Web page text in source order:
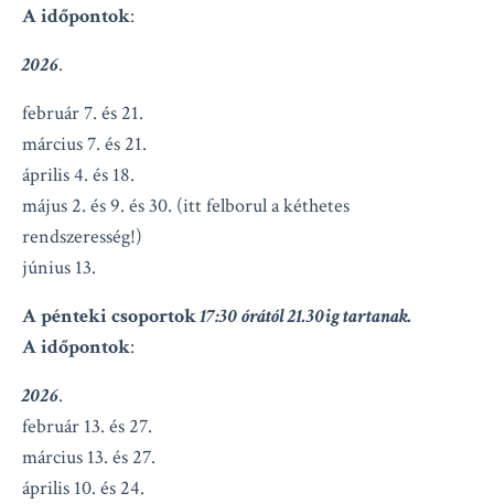
A időpontok:
2026.
február 7. és 21.
március 7. és 21.
április 4. és 18.
május 2. és 9. és 30. (itt felborul a kéthetes
rendszeresség!)
június 13.
A pénteki csoportok17:30 órától 21.30ig tartanak.
A időpontok:
2026.
február 13. és 27.
március 13. és 27.
április 10. és 24.